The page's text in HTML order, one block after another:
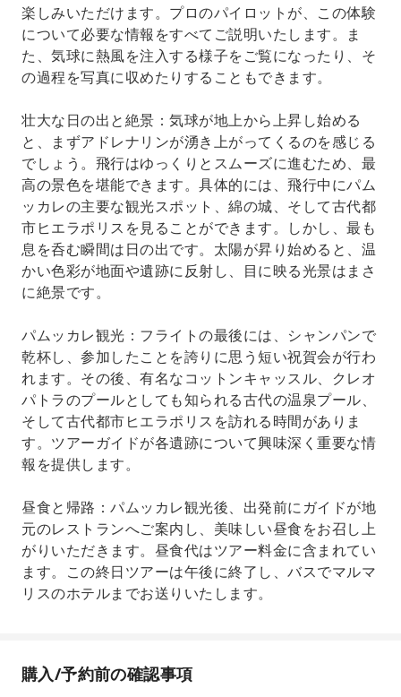
楽しみいただけます。プロのパイロットが、この体験
について必要な情報をすべてご説明いたします。ま
た、気球に熱風を注入する様子をご覧になったり、そ
の過程を写真に収めたりすることもできます。
壮大な日の出と絶景：気球が地上から上昇し始める
と、まずアドレナリンが湧き上がってくるのを感じる
でしょう。飛行はゆっくりとスムーズに進むため、最
高の景色を堪能できます。具体的には、飛行中にパム
ッカレの主要な観光スポット、綿の城、そして古代都
市ヒエラポリスを見ることができます。しかし、最も
息を呑む瞬間は日の出です。太陽が昇り始めると、温
かい色彩が地面や遺跡に反射し、目に映る光景はまさ
に絶景です。
パムッカレ観光：フライトの最後には、シャンパンで
乾杯し、参加したことを誇りに思う短い祝賀会が行わ
れます。その後、有名なコットンキャッスル、クレオ
パトラのプールとしても知られる古代の温泉プール、
そして古代都市ヒエラポリスを訪れる時間がありま
す。ツアーガイドが各遺跡について興味深く重要な情
報を提供します。
昼食と帰路：パムッカレ観光後、出発前にガイドが地
元のレストランへご案内し、美味しい昼食をお召し上
がりいただきます。昼食代はツアー料金に含まれてい
ます。この終日ツアーは午後に終了し、バスでマルマ
リスのホテルまでお送りいたします。
購入/予約前の確認事項